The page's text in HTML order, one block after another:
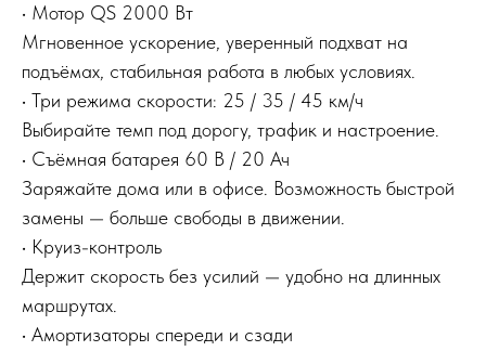
• Мотор QS 2000 Вт
Мгновенное ускорение, уверенный подхват на
подъёмах, стабильная работа в любых условиях.
• Три режима скорости: 25 / 35 / 45 км/ч
Выбирайте темп под дорогу, трафик и настроение.
• Съёмная батарея 60 В / 20 Ач
Заряжайте дома или в офисе. Возможность быстрой
замены — больше свободы в движении.
• Круиз-контроль
Держит скорость без усилий — удобно на длинных
маршрутах.
• Амортизаторы спереди и сзади